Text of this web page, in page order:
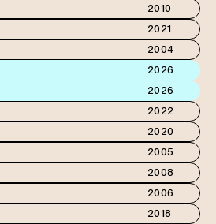
2010
2021
2004
2026
2026
2022
2020
2005
2008
2006
2018